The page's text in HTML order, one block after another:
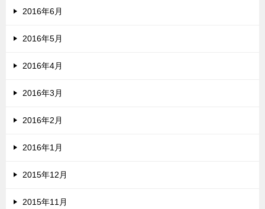
2016年6月
2016年5月
2016年4月
2016年3月
2016年2月
2016年1月
2015年12月
2015年11月